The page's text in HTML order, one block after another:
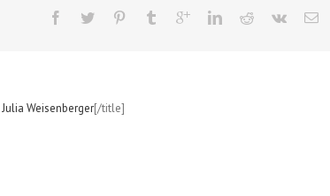
Julia Weisenberger[/title]